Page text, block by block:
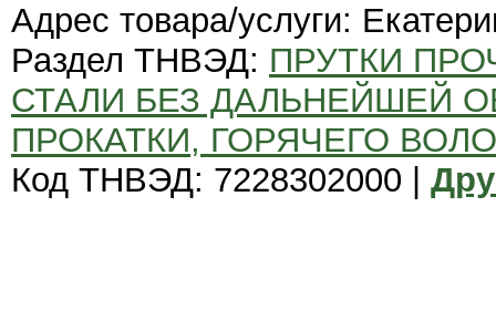
Адрес товара/услуги:
Раздел ТНВЭД: ПРУТКИ
СТАЛИ БЕЗ ДАЛЬНЕЙШЕЙ
ПРОКАТКИ, ГОРЯЧЕГО
Код ТНВЭД: 7228302000 |